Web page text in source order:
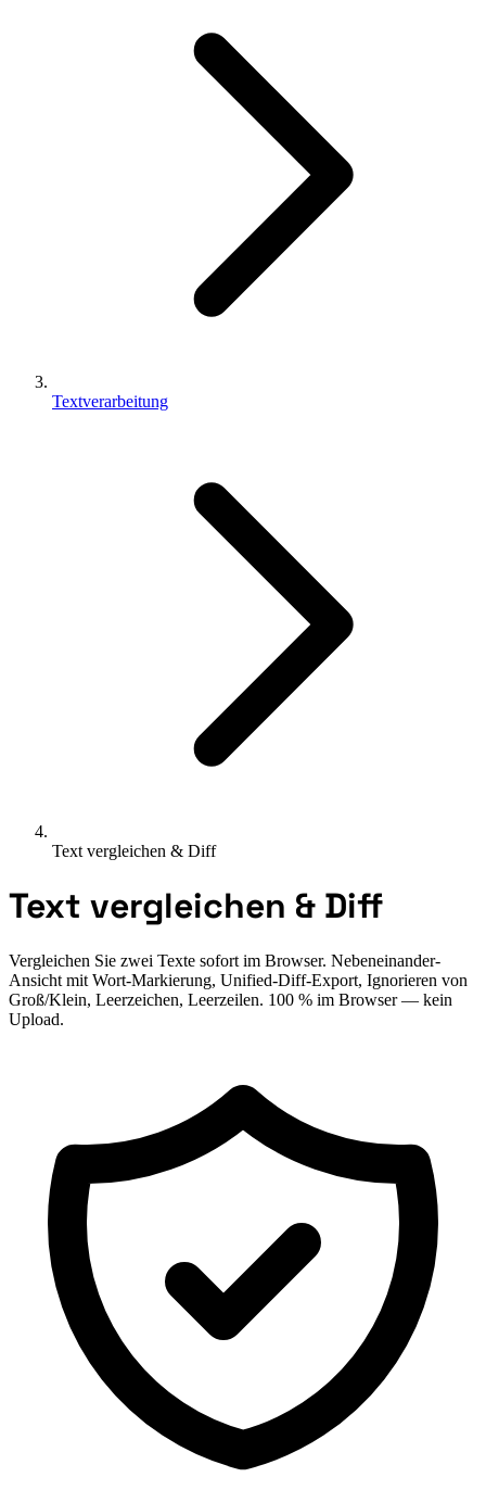
Textverarbeitung
Text vergleichen & Diff
Text vergleichen & Diff
Vergleichen Sie zwei Texte sofort im Browser. Nebeneinander-
Ansicht mit Wort-Markierung, Unified-Diff-Export, Ignorieren von
Groß/Klein, Leerzeichen, Leerzeilen. 100 % im Browser — kein
Upload.